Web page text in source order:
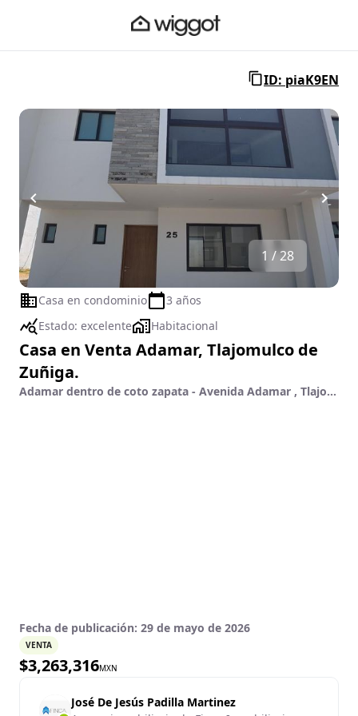
ID: piaK9EN
1 / 28
Casa en condominio
3 años
Estado: excelente Habitacional
Casa en Venta Adamar, Tlajomulco de
Zuñiga.
Adamar dentro de coto zapata - Avenida Adamar , Tlajomulco De Zúñiga, Jalisco
Fecha de publicación: 29 de mayo de 2026
VENTA
$3,263,316MXN
José De Jesús Padilla Martinez